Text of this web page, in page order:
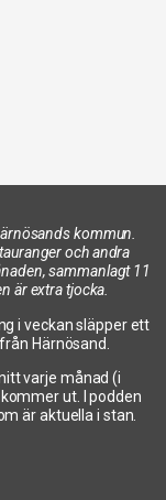
kommun.
och andra
sammanlagt 11
är extra tjocka.
i veckan släpper ett
Härnösand.
varje månad (i
ut. I podden
är aktuella i stan.